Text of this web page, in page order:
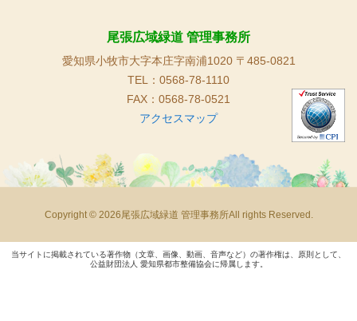
尾張広域緑道 管理事務所
愛知県小牧市大字本庄字南浦1020 〒485-0821
TEL：0568-78-1110
FAX：0568-78-0521
アクセスマップ
Copyright © 2026尾張広域緑道 管理事務所All rights Reserved.
当サイトに掲載されている著作物（文章、画像、動画、音声など）の著作権は、原則として、
公益財団法人 愛知県都市整備協会に帰属します。